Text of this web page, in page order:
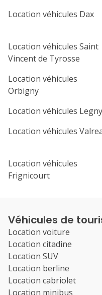
Location véhicules Dax
Location véhicules Saint
Vincent de Tyrosse
Location véhicules
Orbigny
Location véhicules Legny
Location véhicules
Location véhicules
Frignicourt
Véhicules de
Location voiture
Location citadine
Location SUV
Location berline
Location cabriolet
Location minibus